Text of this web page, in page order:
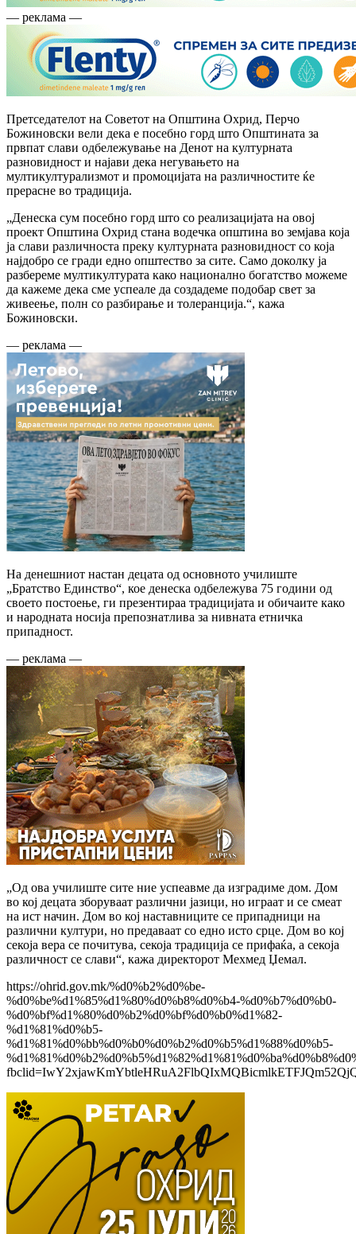
— реклама —
Претседателот на Советот на Општина Охрид, Перчо
Божиновски вели дека е посебно горд што Општината за
првпат слави одбележување на Денот на културната
разновидност и најави дека негувањето на
мултикултурализмот и промоцијата на различностите ќе
прерасне во традиција.
„Денеска сум посебно горд што со реализацијата на овој
проект Општина Охрид стана водечка општина во земјава која
ја слави различноста преку културната разновидност со која
најдобро се гради едно општество за сите. Само доколку ја
разбереме мултикултурата како национално богатство можеме
да кажеме дека сме успеале да создадеме подобар свет за
живеење, полн со разбирање и толеранција.“, кажа
Божиновски.
— реклама —
На денешниот настан децата од основното училиште
„Братство Единство“, кое денеска одбележува 75 години од
своето постоење, ги презентираа традицијата и обичаите како
и народната носија препознатлива за нивната етничка
припадност.
— реклама —
„Од ова училиште сите ние успеавме да изградиме дом. Дом
во кој децата зборуваат различни јазици, но играат и се смеат
на ист начин. Дом во кој наставниците се припадници на
различни култури, но предаваат со едно исто срце. Дом во кој
секоја вера се почитува, секоја традиција се прифаќа, а секоја
различност се слави“, кажа директорот Мехмед Џемал.
https://ohrid.gov.mk/%d0%b2%d0%be-
%d0%be%d1%85%d1%80%d0%b8%d0%b4-%d0%b7%d0%b0-
%d0%bf%d1%80%d0%b2%d0%bf%d0%b0%d1%82-
%d1%81%d0%b5-
%d1%81%d0%bb%d0%b0%d0%b2%d0%b5%d1%88%d0%b5-